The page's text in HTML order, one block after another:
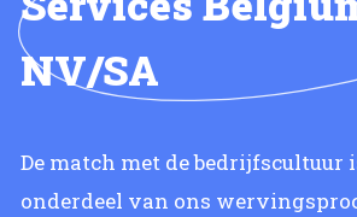
NV/SA
De match met de bedrijfscultuur
onderdeel van ons